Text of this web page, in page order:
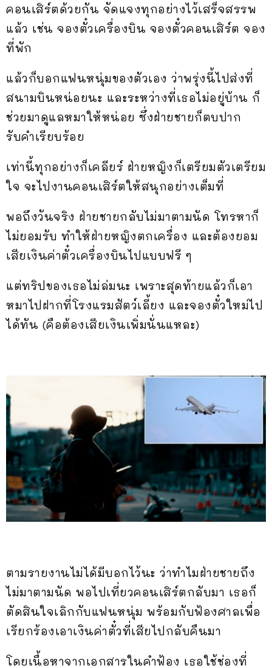
คอนเสิร์ตด้วยกัน จัดแจงทุกอย่างไว้เสร็จสรรพ
แล้ว เช่น จองตั๋วเครื่องบิน จองตั๋วคอนเสิร์ต จอง
ที่พัก
แล้วก็บอกแฟนหนุ่มของตัวเอง ว่าพรุ่งนี้ไปส่งที่
สนามบินหน่อยนะ และระหว่างที่เธอไม่อยู่บ้าน ก็
ช่วยมาดูแลหมาให้หน่อย ซึ่งฝ่ายชายก็ตบปาก
รับคำเรียบร้อย
เท่านี้ทุกอย่างก็เคลียร์ ฝ่ายหญิงก็เตรียมตัวเตรียม
ใจ จะไปงานคอนเสิร์ตให้สนุกอย่างเต็มที่
พอถึงวันจริง ฝ่ายชายกลับไม่มาตามนัด โทรหาก็
ไม่ยอมรับ ทำให้ฝ่ายหญิงตกเครื่อง และต้องยอม
เสียเงินค่าตั๋วเครื่องบินไปแบบฟรี ๆ
แต่ทริปของเธอไม่ล่มนะ เพราะสุดท้ายแล้วก็เอา
หมาไปฝากที่โรงแรมสัตว์เลี้ยง และจองตั๋วใหม่ไป
ได้ทัน (คือต้องเสียเงินเพิ่มนั่นแหละ)
ตามรายงานไม่ได้มีบอกไว้นะ ว่าทำไมฝ่ายชายถึง
ไม่มาตามนัด พอไปเที่ยวคอนเสิร์ตกลับมา เธอก็
ตัดสินใจเลิกกับแฟนหนุ่ม พร้อมกับฟ้องศาลเพื่อ
เรียกร้องเอาเงินค่าตั๋วที่เสียไปกลับคืนมา
โดยเนื้อหาจากเอกสารในคำฟ้อง เธอใช้ช่องที่